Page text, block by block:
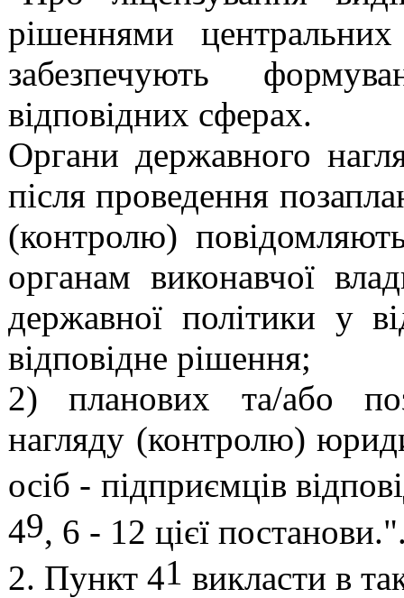
рішеннями
забезпечують
відповідних сферах.
Органи державного
після проведення
(контролю)
органам виконавчої
державної політики у
відповідне рішення;
2) планових та/або
нагляду (контролю)
осіб - підприємців
49, 6 - 12 цієї
2. Пункт 41 викласти в